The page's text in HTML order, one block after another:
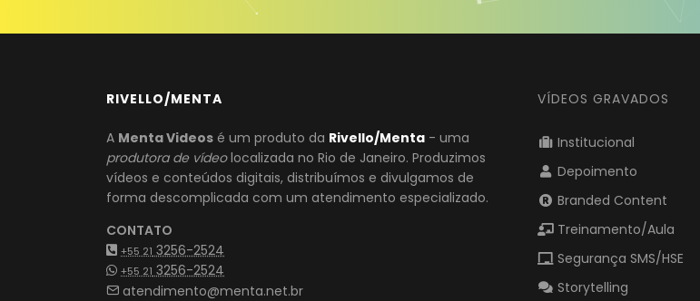
RIVELLO/MENTA
A Menta Videos é um produto da Rivello/Menta - uma
produtora de vídeolocalizada no Rio de Janeiro. Produzimos
vídeos e conteúdos digitais, distribuímos e divulgamos de
forma descomplicada com um atendimento especializado.
CONTATO
+55 21 3256-2524
+55 21 3256-2524
atendimento@menta.net.br
VÍDEOS GRAVADOS
Institucional
Depoimento
Branded Content
Treinamento/Aula
Segurança SMS/HSE
Storytelling